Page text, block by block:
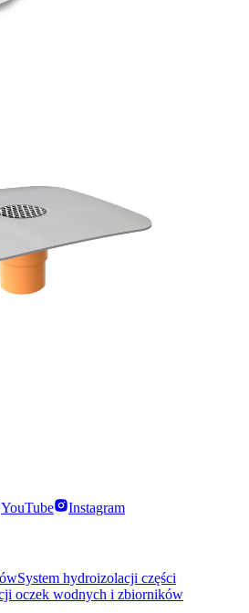
YouTube Instagram
System hydroizolacji części
oczek wodnych i zbiorników